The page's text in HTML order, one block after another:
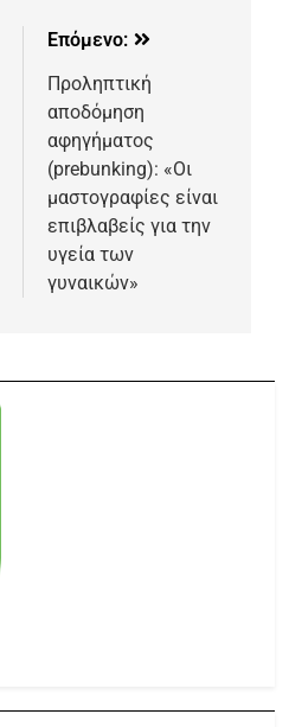
Επόμενο:
Προληπτική
αποδόμηση
αφηγήματος
(prebunking): «Οι
μαστογραφίες είναι
επιβλαβείς για την
υγεία των
γυναικών»